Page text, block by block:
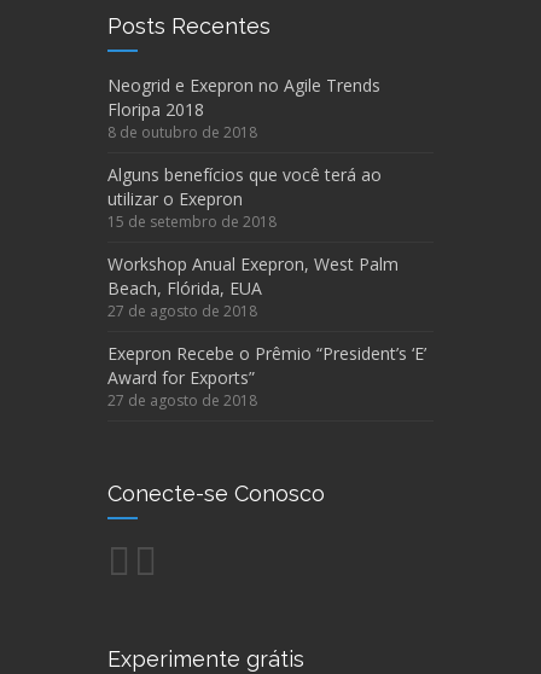
Posts Recentes
Neogrid e Exepron no Agile Trends
Floripa 2018
8 de outubro de 2018
Alguns benefícios que você terá ao
utilizar o Exepron
15 de setembro de 2018
Workshop Anual Exepron, West Palm
Beach, Flórida, EUA
27 de agosto de 2018
Exepron Recebe o Prêmio “President’s ‘E’
Award for Exports”
27 de agosto de 2018
Conecte-se Conosco
Experimente grátis